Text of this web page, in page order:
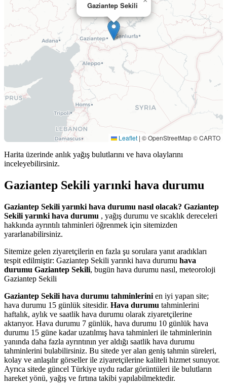
Gaziantep Sekili
Leaflet | © OpenStreetMap © CARTO
Harita üzerinde anlık yağış bulutlarını ve hava olaylarını
inceleyebilirsiniz.
Gaziantep Sekili yarınki hava durumu
Gaziantep Sekili yarınki hava durumu nasıl olacak? Gaziantep
Sekili yarınki hava durumu , yağış durumu ve sıcaklık dereceleri
hakkında ayrıntılı tahminleri öğrenmek için sitemizden
yararlanabilirsiniz.
Sitemize gelen ziyaretçilerin en fazla şu sorulara yanıt aradıkları
tespit edilmiştir: Gaziantep Sekili yarınki hava durumu hava
durumu Gaziantep Sekili, bugün hava durumu nasıl, meteoroloji
Gaziantep Sekili
Gaziantep Sekili hava durumu tahminlerini en iyi yapan site;
hava durumu 15 günlük sitesidir. Hava durumu tahminlerini
haftalık, aylık ve saatlik hava durumu olarak ziyaretçilerine
aktarıyor. Hava durumu 7 günlük, hava durumu 10 günlük hava
durumu 15 güne kadar uzatılmış hava tahminleri ile tahminlerinin
yanında daha fazla ayrıntının yer aldığı saatlik hava durumu
tahminlerini bulabilirsiniz. Bu sitede yer alan geniş tahmin süreleri,
kolay ve anlaşılır görseller ile ziyaretçilerine kaliteli hizmet sunuyor.
Ayrıca sitede güncel Türkiye uydu radar görüntüleri ile bulutların
hareket yönü, yağış ve fırtına takibi yapılabilmektedir.